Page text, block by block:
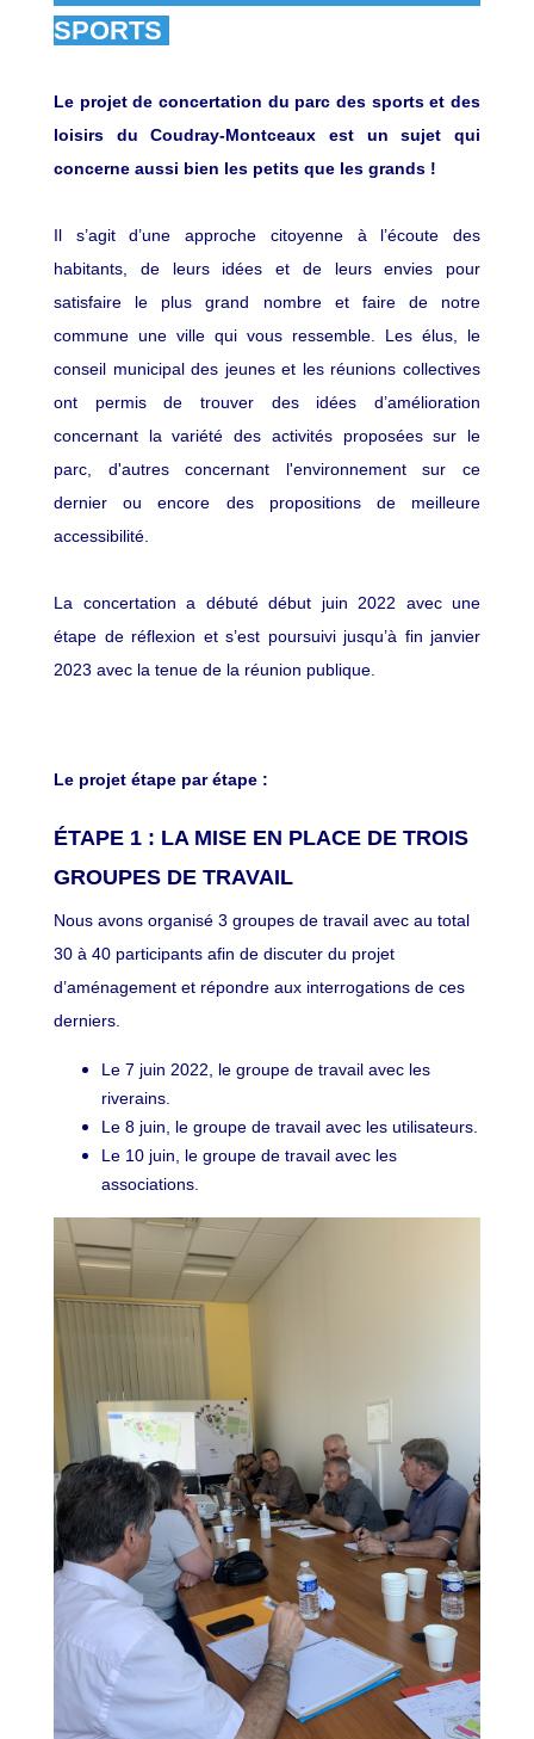
SPORTS
Le projet de concertation du parc des sports et des
loisirs du Coudray-Montceaux est un sujet qui
concerne aussi bien les petits que les grands !
Il s’agit d’une approche citoyenne à l’écoute des
habitants, de leurs idées et de leurs envies pour
satisfaire le plus grand nombre et faire de notre
commune une ville qui vous ressemble. Les élus, le
conseil municipal des jeunes et les réunions collectives
ont permis de trouver des idées d’amélioration
concernant la variété des activités proposées sur le
parc, d'autres concernant l'environnement sur ce
dernier ou encore des propositions de meilleure
accessibilité.
La concertation a débuté début juin 2022 avec une
étape de réflexion et s’est poursuivi jusqu’à fin janvier
2023 avec la tenue de la réunion publique.
Le projet étape par étape :
ÉTAPE 1 : LA MISE EN PLACE DE TROIS
GROUPES DE TRAVAIL
Nous avons organisé 3 groupes de travail avec au total
30 à 40 participants afin de discuter du projet
d’aménagement et répondre aux interrogations de ces
derniers.
Le 7 juin 2022, le groupe de travail avec les
riverains.
Le 8 juin, le groupe de travail avec les utilisateurs.
Le 10 juin, le groupe de travail avec les
associations.